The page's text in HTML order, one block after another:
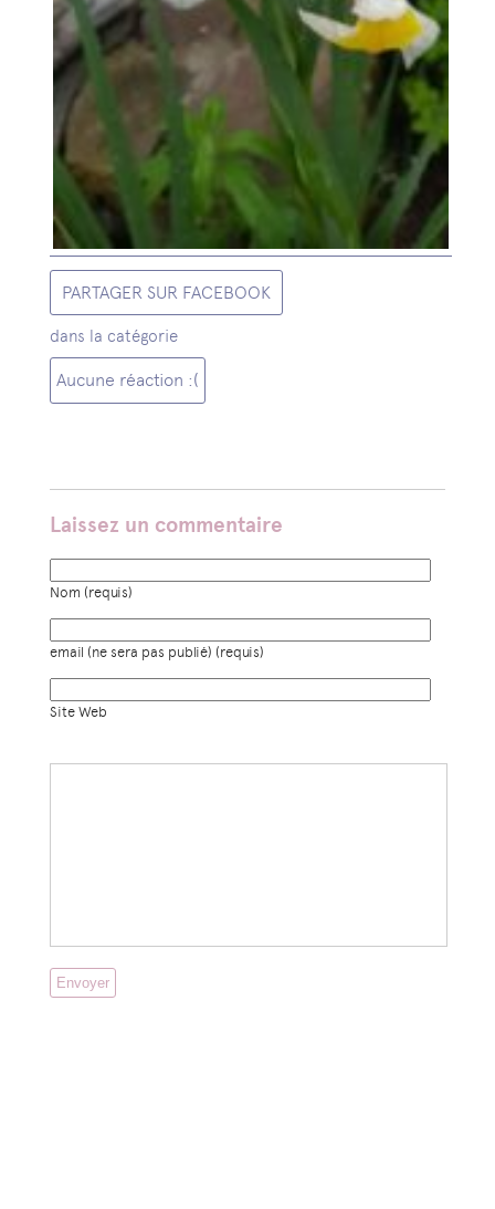
PARTAGER SUR FACEBOOK
dans la catégorie
Aucune réaction :(
Laissez un commentaire
Nom (requis)
email (ne sera pas publié) (requis)
Site Web